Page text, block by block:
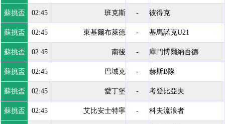
蘇挑盃 02:45 班克斯 - 彼得克
蘇挑盃 02:45 東基爾布萊德 - 基馬諾克U21
蘇挑盃 02:45 南後 - 庫門博爾納吾德
蘇挑盃 02:45 巴域克 - 赫斯B隊
蘇挑盃 02:45 愛丁堡 - 考登比亞夫
蘇挑盃 02:45 艾比安士特寧 - 科夫流浪者